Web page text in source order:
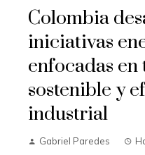
Colombia
iniciativas
enfocadas
sostenible y
industrial
Gabriel Paredes